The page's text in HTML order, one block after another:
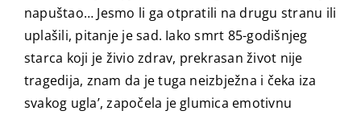
napuštao… Jesmo li ga otpratili na drugu stranu ili
uplašili, pitanje je sad. Iako smrt 85-godišnjeg
starca koji je živio zdrav, prekrasan život nije
tragedija, znam da je tuga neizbježna i čeka iza
svakog ugla’, započela je glumica emotivnu